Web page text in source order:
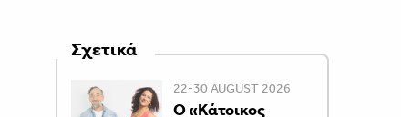
Σχετικά
22-30 AUGUST 2026
Ο «Κάτοικος